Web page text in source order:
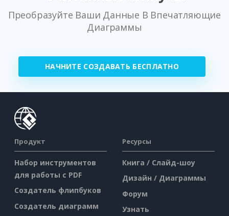
Преобразуйте Ваши Данные В Впечатляющие
Диаграммы
НАЧНИТЕ СОЗДАВАТЬ БЕСПЛАТНО
Продукт
Набор инструментов
для работы с PDF
Создатель флипбуков
Создатель диаграмм
Ресурсы
Книга / Слайд-шоу
Дизайн / Диаграммы
Форум
Узнать